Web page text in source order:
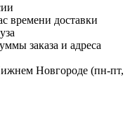
времени доставки
заказа и адреса
Новгороде (пн-пт,